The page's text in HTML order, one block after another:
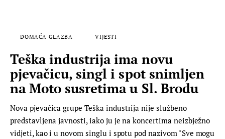
DOMAĆA GLAZBA VIJESTI
Teška industrija ima novu
pjevačicu, singl i spot snimljen
na Moto susretima u Sl. Brodu
Nova pjevačica grupe Teška industrija nije službeno
predstavljena javnosti, iako ju je na koncertima neizbježno
vidjeti, kao i u novom singlu i spotu pod nazivom "Sve mogu